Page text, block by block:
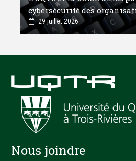
cybersécurité des
29 juillet 2026
Nous joindre